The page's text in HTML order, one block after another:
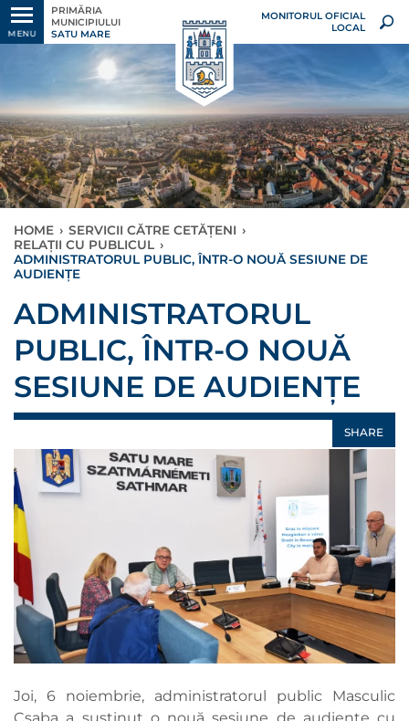
MENU
PRIMĂRIA
MUNICIPIULUI
SATU MARE
MONITORUL OFICIAL
LOCAL
HOME › SERVICII CĂTRE CETĂȚENI ›
RELAȚII CU PUBLICUL ›
ADMINISTRATORUL PUBLIC, ÎNTR-O NOUĂ SESIUNE DE
AUDIENȚE
ADMINISTRATORUL
PUBLIC, ÎNTR-O NOUĂ
SESIUNE DE AUDIENȚE
SHARE
Joi, 6 noiembrie, administratorul public Masculic